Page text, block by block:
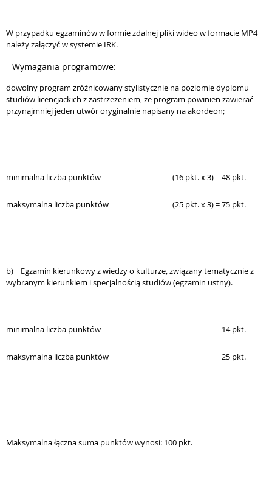
W przypadku egzaminów w formie zdalnej pliki wideo w formacie MP4
należy załączyć w systemie IRK.
Wymagania programowe:
dowolny program zróżnicowany stylistycznie na poziomie dyplomu
studiów licencjackich z zastrzeżeniem, że program powinien zawierać
przynajmniej jeden utwór oryginalnie napisany na akordeon;
minimalna liczba punktów (16 pkt. x 3) = 48 pkt.
maksymalna liczba punktów (25 pkt. x 3) = 75 pkt.
b) Egzamin kierunkowy z wiedzy o kulturze, związany tematycznie z
wybranym kierunkiem i specjalnością studiów (egzamin ustny).
minimalna liczba punktów 14 pkt.
maksymalna liczba punktów 25 pkt.
Maksymalna łączna suma punktów wynosi: 100 pkt.